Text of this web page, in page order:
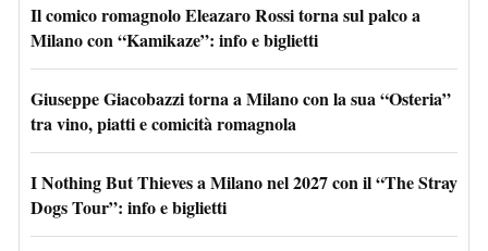
Il comico romagnolo Eleazaro Rossi torna sul palco a
Milano con “Kamikaze”: info e biglietti
Giuseppe Giacobazzi torna a Milano con la sua “Osteria”
tra vino, piatti e comicità romagnola
I Nothing But Thieves a Milano nel 2027 con il “The Stray
Dogs Tour”: info e biglietti